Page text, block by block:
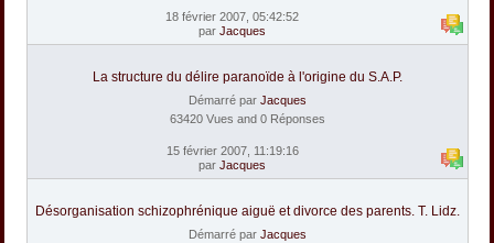
18 février 2007, 05:42:52
par Jacques
La structure du délire paranoïde à l'origine du S.A.P.
Démarré par Jacques
63420 Vues and 0 Réponses
15 février 2007, 11:19:16
par Jacques
Désorganisation schizophrénique aiguë et divorce des parents. T. Lidz.
Démarré par Jacques